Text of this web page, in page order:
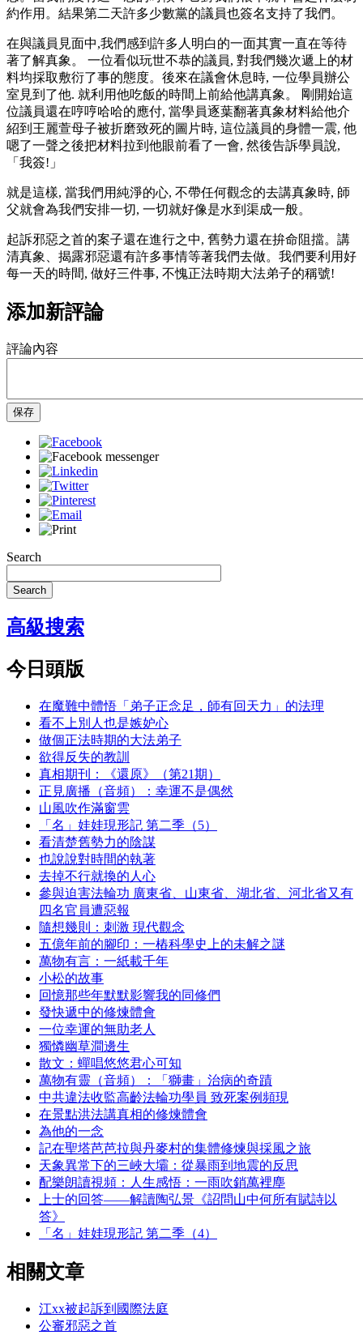
約作用。結果第二天許多少數黨的議員也簽名支持了我們。
在與議員見面中,我們感到許多人明白的一面其實一直在等待
著了解真象。 一位看似玩世不恭的議員, 對我們幾次遞上的材
料均採取敷衍了事的態度。後來在議會休息時, 一位學員辦公
室見到了他. 就利用他吃飯的時間上前給他講真象。 剛開始這
位議員還在哼哼哈哈的應付, 當學員逐葉翻著真象材料給他介
紹到王麗萱母子被折磨致死的圖片時, 這位議員的身體一震, 他
嗯了一聲之後把材料拉到他眼前看了一會, 然後告訴學員說,
「我簽!」
就是這樣, 當我們用純淨的心, 不帶任何觀念的去講真象時, 師
父就會為我們安排一切, 一切就好像是水到渠成一般。
起訴邪惡之首的案子還在進行之中, 舊勢力還在拚命阻擋。講
清真象、揭露邪惡還有許多事情等著我們去做。我們要利用好
每一天的時間, 做好三件事, 不愧正法時期大法弟子的稱號!
添加新評論
評論內容
保存
Search
Search
高級搜索
今日頭版
在魔難中體悟「弟子正念足，師有回天力」的法理
看不上別人也是嫉妒心
做個正法時期的大法弟子
欲得反失的教訓
真相期刊：《還原》（第21期）
正見廣播（音頻）：幸運不是偶然
山風吹作滿窗雲
「名」娃娃現形記 第二季（5）
看清楚舊勢力的陰謀
也說說對時間的執著
去掉不行就換的人心
參與迫害法輪功 廣東省、山東省、湖北省、河北省又有
四名官員遭惡報
隨想幾則：刺激 現代觀念
五億年前的腳印：一樁科學史上的未解之謎
萬物有言：一紙載千年
小松的故事
回憶那些年默默影響我的同修們
發快遞中的修煉體會
一位幸運的無助老人
獨憐幽草澗邊生
散文：蟬唱悠悠君心可知
萬物有靈（音頻）：「獅畫」治病的奇蹟
中共違法收監高齡法輪功學員 致死案例頻現
在景點洪法講真相的修煉體會
為他的一念
記在聖塔芭芭拉與丹麥村的集體修煉與採風之旅
天象異常下的三峽大壩：從暴雨到地震的反思
配樂朗讀視頻：人生感悟：一雨吹銷萬裡塵
上士的回答——解讀陶弘景《詔問山中何所有賦詩以
答》
「名」娃娃現形記 第二季（4）
相關文章
江xx被起訴到國際法庭
公審邪惡之首